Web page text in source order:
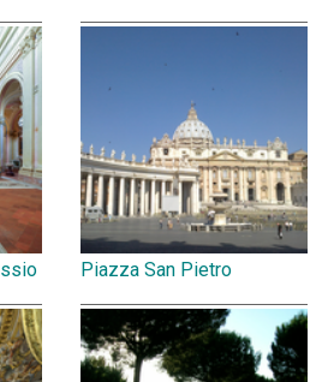
Piazza San Pietro